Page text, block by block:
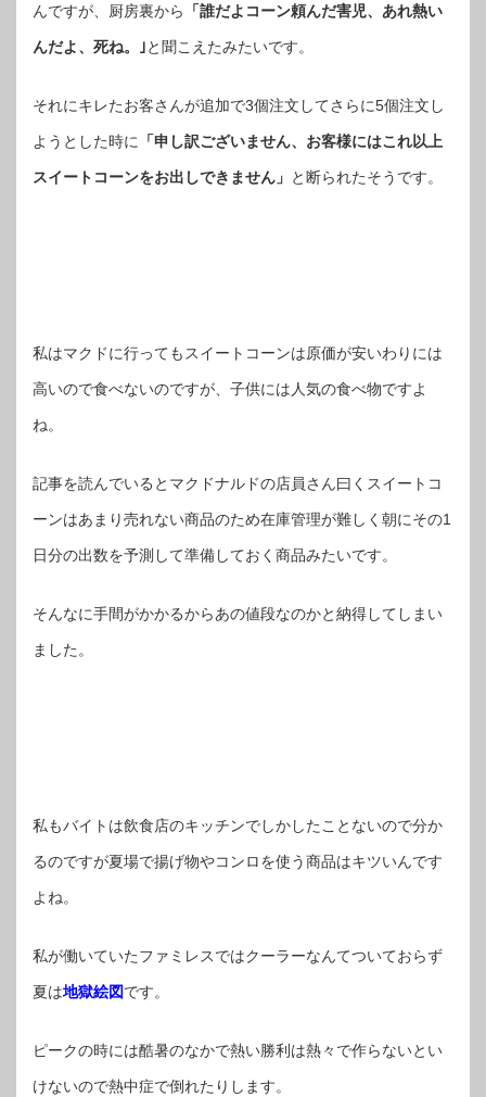
んですが、厨房裏から 「誰だよコーン頼んだ害児、あれ熱い
んだよ、死ね。｣と聞こえたみたいです。
それにキレたお客さんが追加で3個注文してさらに5個注文し
ようとした時に 「申し訳ございません、お客様にはこれ以上
スイートコーンをお出しできません」 と断られたそうです。
私はマクドに行ってもスイートコーンは原価が安いわりには
高いので食べないのですが、子供には人気の食べ物ですよ
ね。
記事を読んでいるとマクドナルドの店員さん曰くスイートコ
ーンはあまり売れない商品のため在庫管理が難しく朝にその1
日分の出数を予測して準備しておく商品みたいです。
そんなに手間がかかるからあの値段なのかと納得してしまい
ました。
私もバイトは飲食店のキッチンでしかしたことないので分か
るのですが夏場で揚げ物やコンロを使う商品はキツいんです
よね。
私が働いていたファミレスではクーラーなんてついておらず
夏は地獄絵図です。
ピークの時には酷暑のなかで熱い勝利は熱々で作らないとい
けないので熱中症で倒れたりします。